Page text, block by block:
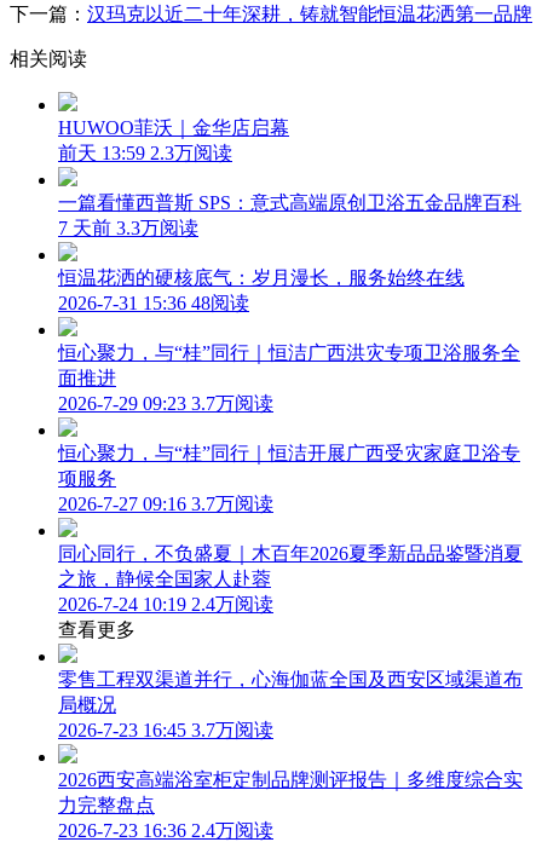
下一篇： 汉玛克以近二十年深耕，铸就智能恒温花洒第一品牌
相关阅读
HUWOO菲沃｜金华店启幕
前天 13:59 2.3万阅读
一篇看懂西普斯 SPS：意式高端原创卫浴五金品牌百科
7 天前 3.3万阅读
恒温花洒的硬核底气：岁月漫长，服务始终在线
2026-7-31 15:36 48阅读
恒心聚力，与“桂”同行｜恒洁广西洪灾专项卫浴服务全
面推进
2026-7-29 09:23 3.7万阅读
恒心聚力，与“桂”同行｜恒洁开展广西受灾家庭卫浴专
项服务
2026-7-27 09:16 3.7万阅读
同心同行，不负盛夏｜木百年2026夏季新品品鉴暨消夏
之旅，静候全国家人赴蓉
2026-7-24 10:19 2.4万阅读
查看更多
零售工程双渠道并行，心海伽蓝全国及西安区域渠道布
局概况
2026-7-23 16:45 3.7万阅读
2026西安高端浴室柜定制品牌测评报告｜多维度综合实
力完整盘点
2026-7-23 16:36 2.4万阅读